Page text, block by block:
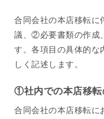
合同会社の本店移転
議、②必要書類の作成
す。各項目の具体的な
しく記述します。
①社内での本店移転
合同会社の本店移転に